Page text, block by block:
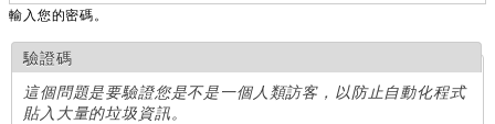
輸入您的密碼。
驗證碼
這個問題是要驗證您是不是一個人類訪客，以防止自動化程式
貼入大量的垃圾資訊。